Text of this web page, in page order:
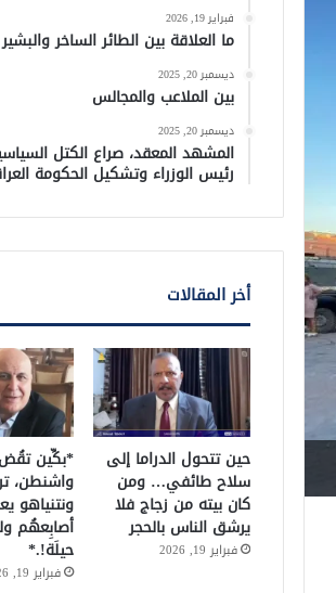
فبراير 19, 2026
ما العلاقة بين الطائر الساخر
ديسمبر 20, 2025
بين الملاعب والمجالس
ديسمبر 20, 2025
المشهد المعقد، صراع الكتل
رئيس الوزراء وتشكيل الحكومة
أخر المقالات
حين تتحول الدراما إلى
سلاح طائفي… ومن
كان بيته من زجاج فلا
يرشق الناس بالحجر
فبراير 19, 2026
*بكِّين
واشنطن،
ونتنياهو
أصابِعهُم
حيلَة!.*
فبراير 19, 2026